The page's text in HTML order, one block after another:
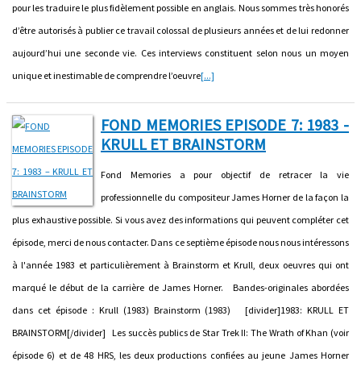
pour les traduire le plus fidèlement possible en anglais. Nous sommes très honorés
d’être autorisés à publier ce travail colossal de plusieurs années et de lui redonner
aujourd’hui une seconde vie. Ces interviews constituent selon nous un moyen
unique et inestimable de comprendre l’oeuvre[...]
FOND MEMORIES EPISODE 7: 1983 -
KRULL ET BRAINSTORM
Fond Memories a pour objectif de retracer la vie
professionnelle du compositeur James Horner de la façon la
plus exhaustive possible. Si vous avez des informations qui peuvent compléter cet
épisode, merci de nous contacter. Dans ce septième épisode nous nous intéressons
à l'année 1983 et particulièrement à Brainstorm et Krull, deux oeuvres qui ont
marqué le début de la carrière de James Horner. Bandes-originales abordées
dans cet épisode : Krull (1983) Brainstorm (1983) [divider]1983: KRULL ET
BRAINSTORM[/divider] Les succès publics de Star Trek II: The Wrath of Khan (voir
épisode 6) et de 48 HRS, les deux productions confiées au jeune James Horner